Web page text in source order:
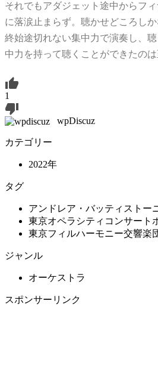
それでもアダジェット途中からフ
に落涙止まらず。聴かせどころし
終始途切れない集中力で演奏し、
中力を持って聴くことができたのは
1
wpDiscuz
カテゴリー
2022年
タグ
アンドレア・バッティストー
東京オペラシティコンサート
東京フィルハーモニー交響楽
ジャンル
オーケストラ
スポンサーリンク